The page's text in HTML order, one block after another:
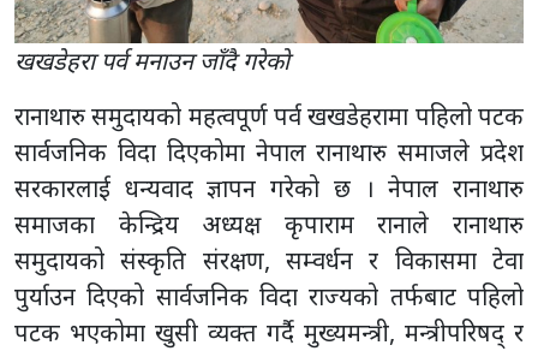
खखडेहरा पर्व मनाउन जाँदै गरेकाे
रानाथारु समुदायको महत्वपूर्ण पर्व खखडेहरामा पहिलो पटक
सार्वजनिक विदा दिएकोमा नेपाल रानाथारु समाजले प्रदेश
सरकारलाई धन्यवाद ज्ञापन गरेको छ । नेपाल रानाथारु
समाजका केन्द्रिय अध्यक्ष कृपाराम रानाले रानाथारु
समुदायको संस्कृति संरक्षण, सम्वर्धन र विकासमा टेवा
पुर्याउन दिएको सार्वजनिक विदा राज्यको तर्फबाट पहिलो
पटक भएकोमा खुसी व्यक्त गर्दै मुख्यमन्त्री, मन्त्रीपरिषद् र